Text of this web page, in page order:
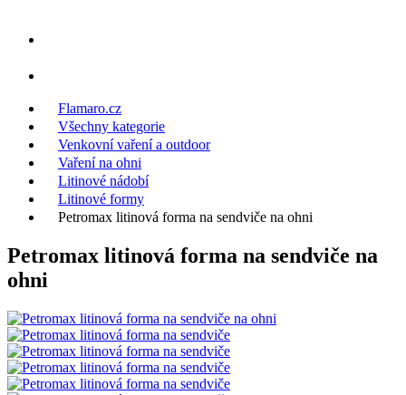
Flamaro.cz
Všechny kategorie
Venkovní vaření a outdoor
Vaření na ohni
Litinové nádobí
Litinové formy
Petromax litinová forma na sendviče na ohni
Petromax litinová forma na sendviče na
ohni